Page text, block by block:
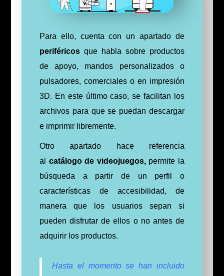
Para ello, cuenta con un apartado de
periféricosque habla sobre productos
de apoyo, mandos personalizados o
pulsadores, comerciales o en impresión
3D. En este último caso, se facilitan los
archivos para que se puedan descargar
e imprimir libremente.
Otro apartado hace referencia
al
catálogo de videojuegos,permite la
búsqueda a partir de un perfil o
características de accesibilidad, de
manera que los usuarios sepan si
pueden disfrutar de ellos o no antes de
adquirir los productos.
Hasta el momento se han incluido